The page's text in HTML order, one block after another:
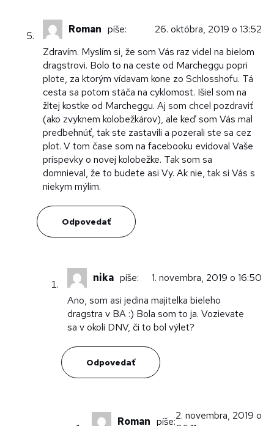
Roman píše:
26. októbra, 2019 o 13:52
Zdravím. Myslím si, že som Vás raz videl na bielom
dragstrovi. Bolo to na ceste od Marcheggu popri
plote, za ktorým vídavam kone zo Schlosshofu. Tá
cesta sa potom stáča na cyklomost. Išiel som na
žltej kostke od Marcheggu. Aj som chcel pozdraviť
(ako zvyknem kolobežkárov), ale keď som Vás mal
predbehnúť, tak ste zastavili a pozerali ste sa cez
plot. V tom čase som na facebooku evidoval Vaše
príspevky o novej kolobežke. Tak som sa
domnieval, že to budete asi Vy. Ak nie, tak si Vás s
niekym mýlim.
Odpovedať
nika píše:
1. novembra, 2019 o 16:50
Ano, som asi jedina majitelka bieleho
dragstra v BA :) Bola som to ja. Vozievate
sa v okoli DNV, či to bol výlet?
Odpovedať
Roman píše:2. novembra, 2019 o